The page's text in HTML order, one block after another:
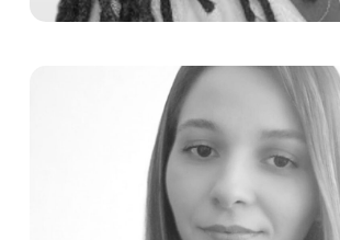
ANA
Analista de